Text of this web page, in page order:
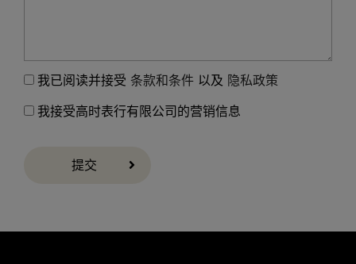
我已阅读并接受 条款和条件 以及 隐私政策
我接受高时表行有限公司的营销信息
提交